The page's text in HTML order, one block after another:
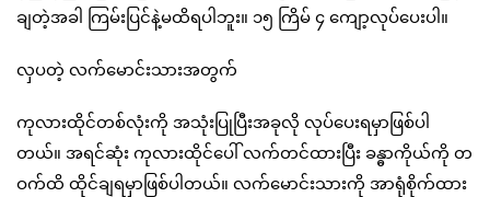
ချတဲ့အခါ ကြမ်းပြင်နဲ့မထိရပါဘူး။ ၁၅ ကြိမ် ၄ ကျော့လုပ်ပေးပါ။
လှပတဲ့ လက်မောင်းသားအတွက်
ကုလားထိုင်တစ်လုံးကို အသုံးပြုပြီးအခုလို လုပ်ပေးရမှာဖြစ်ပါ
တယ်။ အရင်ဆုံး ကုလားထိုင်ပေါ် လက်တင်ထားပြီး ခန္ဓာကိုယ်ကို တ
ဝက်ထိ ထိုင်ချရမှာဖြစ်ပါတယ်။ လက်မောင်းသားကို အာရုံစိုက်ထား